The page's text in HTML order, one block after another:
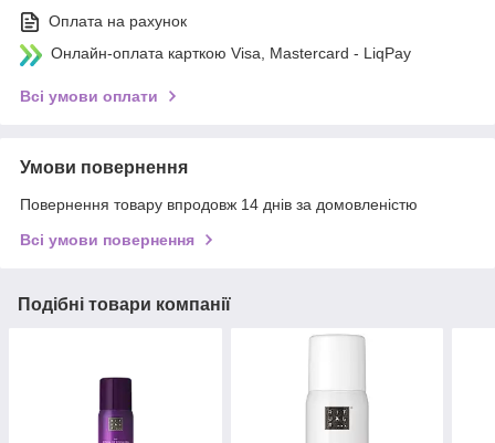
Оплата на рахунок
Онлайн-оплата карткою Visa, Mastercard - LiqPay
Всі умови оплати
Умови повернення
Повернення товару впродовж 14 днів за домовленістю
Всі умови повернення
Подібні товари компанії